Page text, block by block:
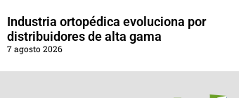
Industria ortopédica evoluciona por
distribuidores de alta gama
7 agosto 2026